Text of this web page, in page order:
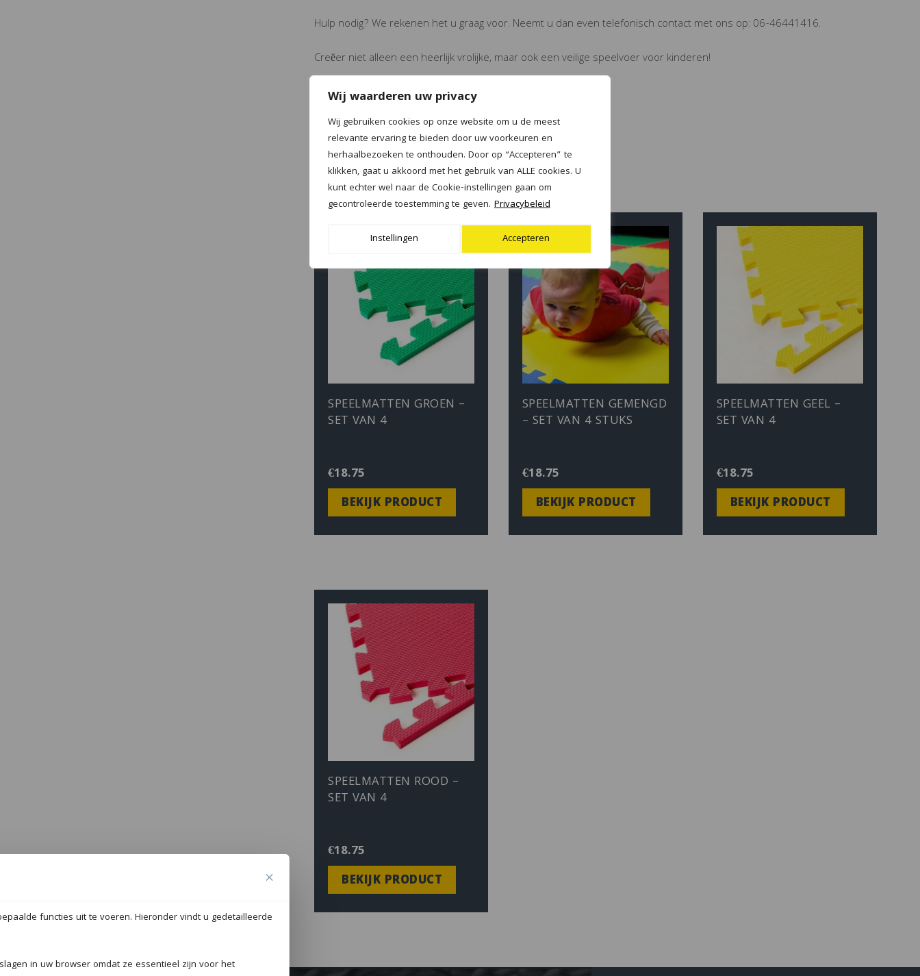
Wij waarderen uw privacy
Wij gebruiken cookies op onze website om u de meest
relevante ervaring te bieden door uw voorkeuren en
herhaalbezoeken te onthouden. Door op “Accepteren” te
klikken, gaat u akkoord met het gebruik van ALLE cookies. U
kunt echter wel naar de Cookie-instellingen gaan om
gecontroleerde toestemming te geven. Privacybeleid
Instellingen Accepteren
functies uit te voeren. Hieronder vindt u gedetailleerde
in uw browser omdat ze essentieel zijn voor het
Hulp nodig? We rekenen het u graag voor. Neemt u dan even telefonisch contact met ons op: 06-46441416.
Creëer niet alleen een heerlijk vrolijke, maar ook een veilige speelvoer voor kinderen!
Formaat 62x62x1,2 cm.
GERELATEERDE PRODUCTEN
SPEELMATTEN GROEN –
SET VAN 4
€18.75
BEKIJK PRODUCT
SPEELMATTEN GEMENGD
– SET VAN 4 STUKS
€18.75
BEKIJK PRODUCT
SPEELMATTEN GEEL –
SET VAN 4
€18.75
BEKIJK PRODUCT
SPEELMATTEN ROOD –
SET VAN 4
€18.75
BEKIJK PRODUCT